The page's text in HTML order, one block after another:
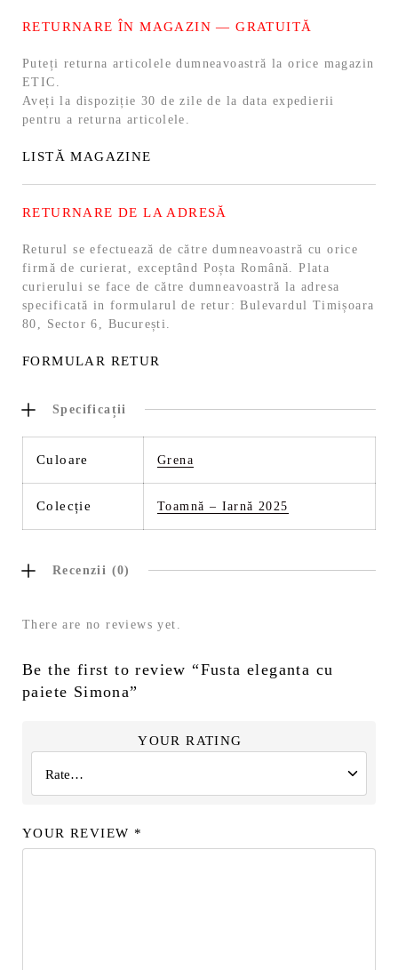
RETURNARE ÎN MAGAZIN — GRATUITĂ
Puteți returna articolele dumneavoastră la orice magazin
ETIC.
Aveți la dispoziție 30 de zile de la data expedierii
pentru a returna articolele.
LISTĂ MAGAZINE
RETURNARE DE LA ADRESĂ
Returul se efectuează de către dumneavoastră cu orice
firmă de curierat, exceptând Poșta Română. Plata
curierului se face de către dumneavoastră la adresa
specificată in formularul de retur: Bulevardul Timișoara
80, Sector 6, București.
FORMULAR RETUR
Specificații
Culoare Grena
Colecție Toamnă – Iarnă 2025
Recenzii (0)
There are no reviews yet.
Be the first to review “Fusta eleganta cu
paiete Simona”
YOUR RATING
YOUR REVIEW *